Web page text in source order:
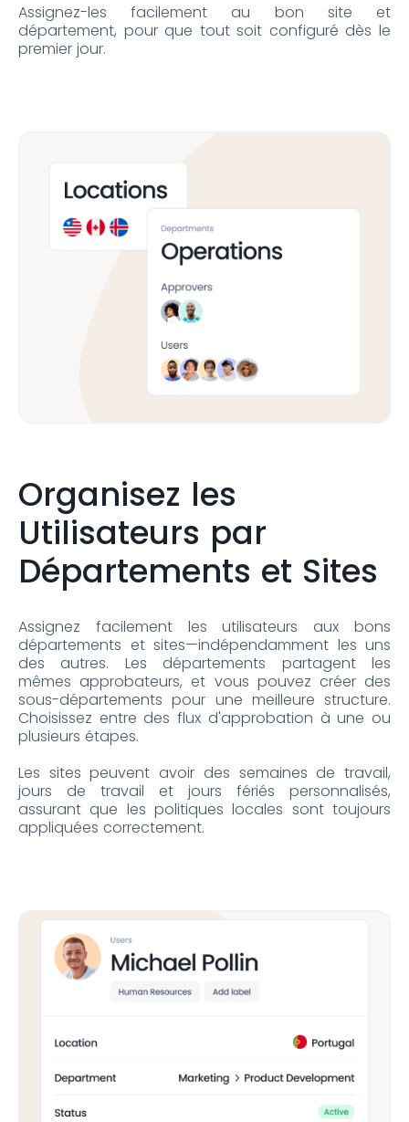
Assignez-les facilement au bon site et
département, pour que tout soit configuré dès le
premier jour.
Organisez les
Utilisateurs par
Départements et Sites
Assignez facilement les utilisateurs aux bons
départements et sites—indépendamment les uns
des autres. Les départements partagent les
mêmes approbateurs, et vous pouvez créer des
sous-départements pour une meilleure structure.
Choisissez entre des flux d'approbation à une ou
plusieurs étapes.
Les sites peuvent avoir des semaines de travail,
jours de travail et jours fériés personnalisés,
assurant que les politiques locales sont toujours
appliquées correctement.